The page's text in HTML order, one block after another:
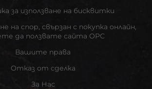
за използване на бисквитки
на спор, свързан с покупка онлайн,
да ползвате сайта ОРС
Вашите права
Отказ от сделка
За Нас